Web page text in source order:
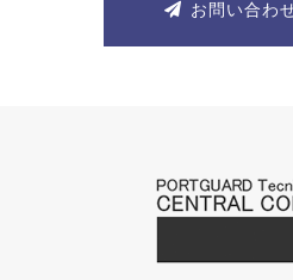
お問い合わ